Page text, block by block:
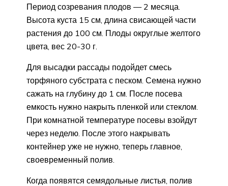
Период созревания плодов — 2 месяца.
Высота куста 15 см, длина свисающей части
растения до 100 см. Плоды округлые желтого
цвета, вес 20-30 г.
Для высадки рассады подойдет смесь
торфяного субстрата с песком. Семена нужно
сажать на глубину до 1 см. После посева
емкость нужно накрыть пленкой или стеклом.
При комнатной температуре посевы взойдут
через неделю. После этого накрывать
контейнер уже не нужно, теперь главное,
своевременный полив.
Когда появятся семядольные листья, полив